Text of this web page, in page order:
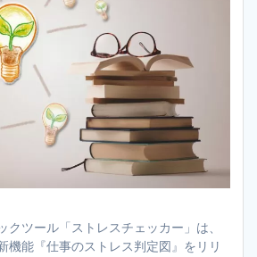
クツール「ストレスチェッカー」は、
機能『仕事のストレス判定図』をリリ